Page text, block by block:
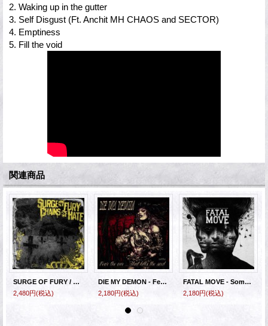
2. Waking up in the gutter
3. Self Disgust (Ft. Anchit MH CHAOS and SECTOR)
4. Emptiness
5. Fill the void
関連商品
SURGE OF FURY / CHAINS OF HATE - Split [CD]
2,480円(税込)
DIE MY DEMON - Fear The One... That Kills The Soul [CD]
2,180円(税込)
FATAL MOVE - Somewhere Between Life And Death [CD]
2,180円(税込)